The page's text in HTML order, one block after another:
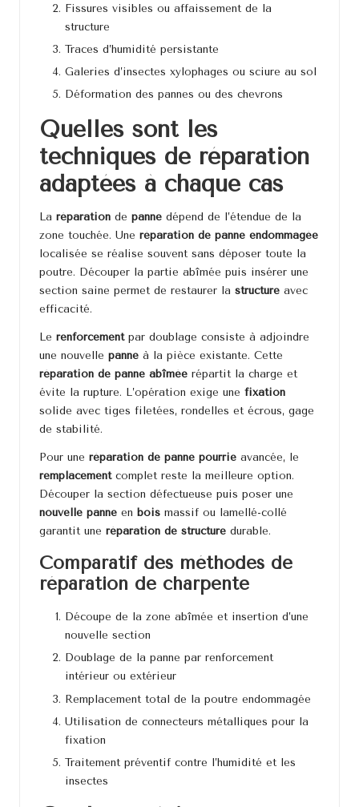
Fissures visibles ou affaissement de la
structure
Traces d’humidité persistante
Galeries d’insectes xylophages ou sciure au sol
Déformation des pannes ou des chevrons
Quelles sont les
techniques de réparation
adaptées à chaque cas
La réparation de panne dépend de l’étendue de la
zone touchée. Une réparation de panne endommagée
localisée se réalise souvent sans déposer toute la
poutre. Découper la partie abîmée puis insérer une
section saine permet de restaurer la structure avec
efficacité.
Le renforcement par doublage consiste à adjoindre
une nouvelle panne à la pièce existante. Cette
réparation de panne abîmée répartit la charge et
évite la rupture. L’opération exige une fixation
solide avec tiges filetées, rondelles et écrous, gage
de stabilité.
Pour une réparation de panne pourrie avancée, le
remplacement complet reste la meilleure option.
Découper la section défectueuse puis poser une
nouvelle panne en bois massif ou lamellé-collé
garantit une réparation de structure durable.
Comparatif des méthodes de
réparation de charpente
Découpe de la zone abîmée et insertion d’une
nouvelle section
Doublage de la panne par renforcement
intérieur ou extérieur
Remplacement total de la poutre endommagée
Utilisation de connecteurs métalliques pour la
fixation
Traitement préventif contre l’humidité et les
insectes